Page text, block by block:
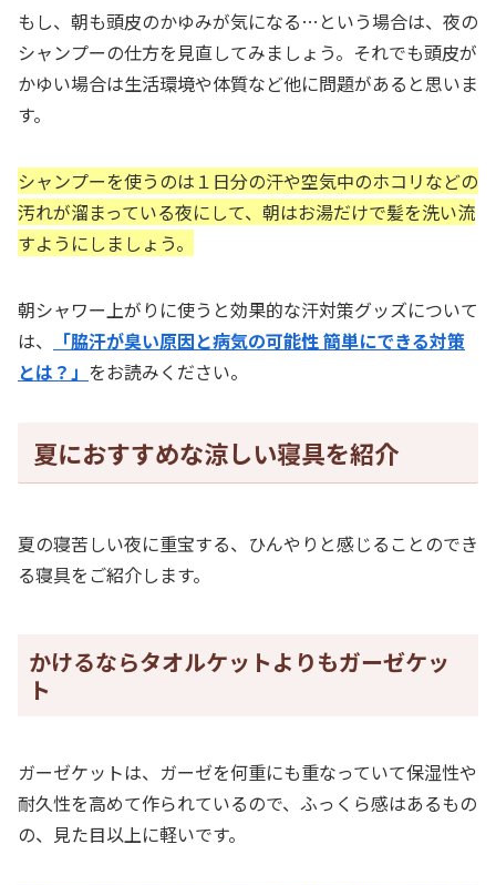
もし、朝も頭皮のかゆみが気になる…という場合は、夜の
シャンプーの仕方を見直してみましょう。それでも頭皮が
かゆい場合は生活環境や体質など他に問題があると思いま
す。
シャンプーを使うのは１日分の汗や空気中のホコリなどの
汚れが溜まっている夜にして、朝はお湯だけで髪を洗い流
すようにしましょう。
朝シャワー上がりに使うと効果的な汗対策グッズについて
は、
「脇汗が臭い原因と病気の可能性 簡単にできる対策
とは？」 をお読みください。
夏におすすめな涼しい寝具を紹介
夏の寝苦しい夜に重宝する、ひんやりと感じることのでき
る寝具をご紹介します。
かけるならタオルケットよりもガーゼケッ
ト
ガーゼケットは、ガーゼを何重にも重なっていて保湿性や
耐久性を高めて作られているので、ふっくら感はあるもの
の、見た目以上に軽いです。